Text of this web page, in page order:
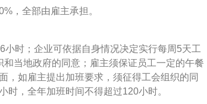
，全部由雇主承担。
时；企业可依据自身情况决定实行每周5天工
当地政府的同意；雇主须保证员工一定的午餐
，如雇主提出加班要求，须征得工会组织的同
，全年加班时间不得超过120小时。